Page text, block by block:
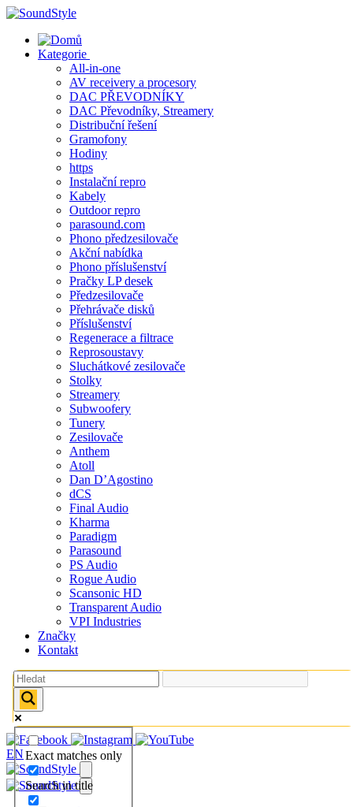
Skip
content
Kategorie
All-in-one
AV receivery a procesory
DAC PŘEVODNÍKY
DAC Převodníky, Streamery
Distribuční řešení
Gramofony
Hodiny
https
Instalační repro
Kabely
Outdoor repro
parasound.com
Phono předzesilovače
Akční nabídka
Phono příslušenství
Pračky LP desek
Předzesilovače
Přehrávače disků
Příslušenství
Regenerace a filtrace
Reprosoustavy
Sluchátkové zesilovače
Stolky
Streamery
Subwoofery
Tunery
Zesilovače
Anthem
Atoll
Dan D’Agostino
dCS
Final Audio
Kharma
Paradigm
Parasound
PS Audio
Rogue Audio
Scansonic HD
Transparent Audio
VPI Industries
Značky
Kontakt
Exact matches only
Search in title
EN